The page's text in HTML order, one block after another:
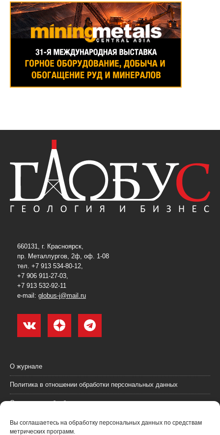
Вы соглашаетесь на обработку персональных данных по средствам
метрических программ.
660131, г. Красноярск,
пр. Металлургов, 2ф, оф. 1-08
тел. +7 913 534-80-12,
+7 906 911-27-03,
+7 913 532-92-11
e-mail: globus-j@mail.ru
О журнале
Политика в отношении обработки персональных данных
Согласие на обработку персональных данных
Пользовательское соглашение (оферта)